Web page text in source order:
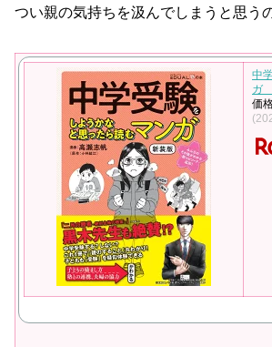
つい親の気持ちを汲んでしまうと思う
中
ガ
価